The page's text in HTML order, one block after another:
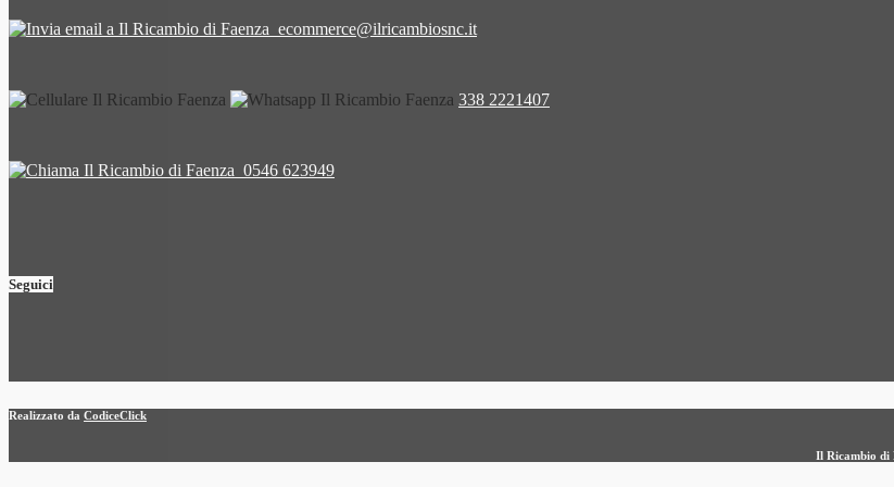
ecommerce@ilricambiosnc.it
338 2221407
0546 623949
Seguici
Realizzato da CodiceClick
Il Ricambio di